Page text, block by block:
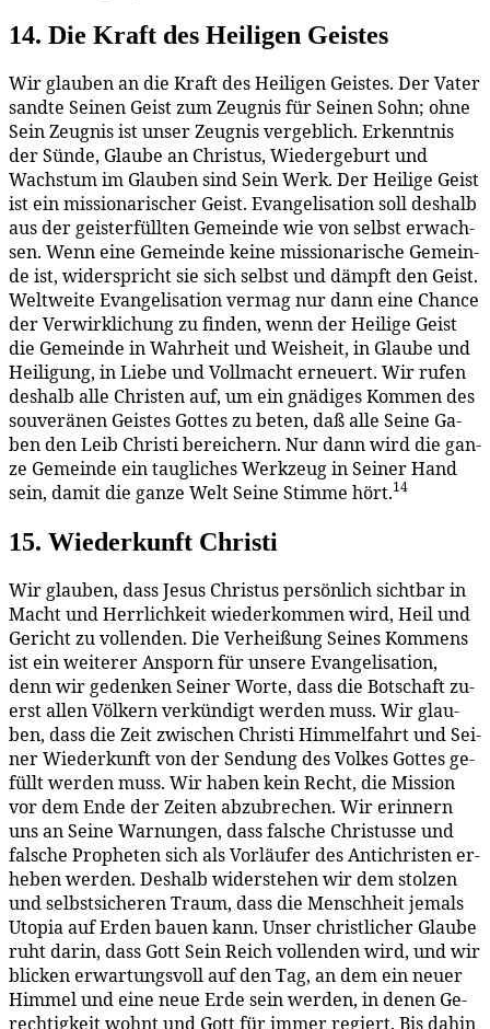
14. Die Kraft des Hei­li­gen Geistes
Wir glau­ben an die Kraft des Hei­li­gen Geis­tes. Der Va­ter
sand­te Sei­nen Geist zum Zeug­nis für Sei­nen Sohn; oh­ne
Sein Zeug­nis ist un­ser Zeug­nis ver­geb­lich. Er­kennt­nis
der Sün­de, Glau­be an Chris­tus, Wie­der­ge­burt und
Wachs­tum im Glau­ben sind Sein Werk. Der Hei­li­ge Geist
ist ein mis­sio­na­ri­scher Geist. Evan­ge­li­sa­ti­on soll des­halb
aus der geis­ter­füll­ten Ge­mein­de wie von selbst er­wach­
sen. Wenn ei­ne Ge­mein­de kei­ne mis­sio­na­ri­sche Ge­mein­
de ist, wi­der­spricht sie sich selbst und dämpft den Geist.
Welt­wei­te Evan­ge­li­sa­ti­on ver­mag nur dann ei­ne Chan­ce
der Ver­wirk­li­chung zu fin­den, wenn der Hei­li­ge Geist
die Ge­mein­de in Wahr­heit und Weis­heit, in Glau­be und
Hei­li­gung, in Lie­be und Voll­macht er­neu­ert. Wir ru­fen
des­halb al­le Chris­ten auf, um ein gnä­di­ges Kom­men des
sou­ve­rä­nen Geis­tes Got­tes zu be­ten, daß al­le Sei­ne Ga­
ben den Leib Chris­ti be­rei­chern. Nur dann wird die gan­
ze Ge­mein­de ein taug­li­ches Werk­zeug in Sei­ner Hand
sein, da­mit die gan­ze Welt Sei­ne Stim­me hört.14
15. Wie­der­kunft Christi
Wir glau­ben, dass Je­sus Chris­tus per­sön­lich sicht­bar in
Macht und Herr­lich­keit wie­der­kom­men wird, Heil und
Ge­richt zu voll­enden. Die Ver­hei­ßung Sei­nes Kom­mens
ist ein wei­te­rer An­sporn für un­se­re Evan­ge­li­sa­ti­on,
denn wir ge­den­ken Sei­ner Wor­te, dass die Bot­schaft zu­
erst al­len Völ­kern ver­kün­digt wer­den muss. Wir glau­
ben, dass die Zeit zwi­schen Chris­ti Him­mel­fahrt und Sei­
ner Wie­der­kunft von der Sen­dung des Vol­kes Got­tes ge­
füllt wer­den muss. Wir ha­ben kein Recht, die Mis­si­on
vor dem En­de der Zei­ten ab­zu­bre­chen. Wir er­in­nern
uns an Sei­ne War­nun­gen, dass fal­sche Chris­tus­se und
fal­sche Pro­phe­ten sich als Vor­läu­fer des An­ti­chris­ten er­
he­ben wer­den. Des­halb wi­der­ste­hen wir dem stol­zen
und selbst­si­che­ren Traum, dass die Mensch­heit je­mals
Uto­pia auf Er­den bau­en kann. Un­ser christ­li­cher Glau­be
ruht dar­in, dass Gott Sein Reich voll­enden wird, und wir
bli­cken er­war­tungs­voll auf den Tag, an dem ein neu­er
Him­mel und ei­ne neue Er­de sein wer­den, in de­nen Ge­
rech­tig­keit wohnt und Gott für im­mer re­giert. Bis da­hin